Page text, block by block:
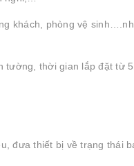
khách, phòng vệ
thời gian lắp đặt từ 5
đưa thiết bị về trạng thái